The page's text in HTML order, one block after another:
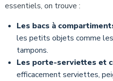
essentiels, on trouve :
Les bacs à
les petits objets comme
tampons.
Les porte-serviettes et
efficacement serviettes,